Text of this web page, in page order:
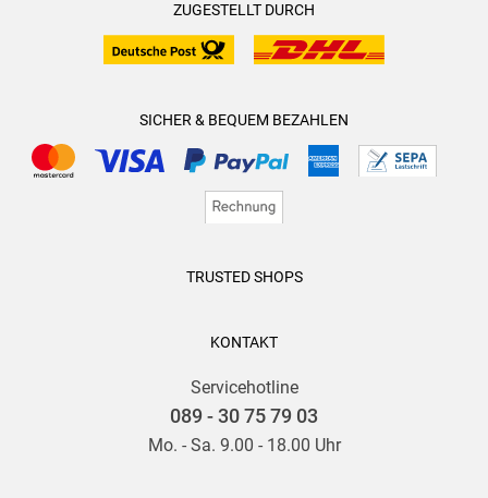
ZUGESTELLT DURCH
SICHER & BEQUEM BEZAHLEN
TRUSTED SHOPS
KONTAKT
Servicehotline
089 - 30 75 79 03
Mo. - Sa. 9.00 - 18.00 Uhr